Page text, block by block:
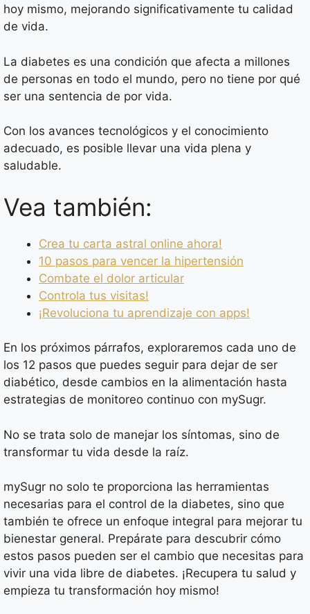
hoy mismo, mejorando significativamente tu calidad
de vida.
La diabetes es una condición que afecta a millones
de personas en todo el mundo, pero no tiene por qué
ser una sentencia de por vida.
Con los avances tecnológicos y el conocimiento
adecuado, es posible llevar una vida plena y
saludable.
Vea también:
Crea tu carta astral online ahora!
10 pasos para vencer la hipertensión
Combate el dolor articular
Controla tus visitas!
¡Revoluciona tu aprendizaje con apps!
En los próximos párrafos, exploraremos cada uno de
los 12 pasos que puedes seguir para dejar de ser
diabético, desde cambios en la alimentación hasta
estrategias de monitoreo continuo con mySugr.
No se trata solo de manejar los síntomas, sino de
transformar tu vida desde la raíz.
mySugr no solo te proporciona las herramientas
necesarias para el control de la diabetes, sino que
también te ofrece un enfoque integral para mejorar tu
bienestar general. Prepárate para descubrir cómo
estos pasos pueden ser el cambio que necesitas para
vivir una vida libre de diabetes. ¡Recupera tu salud y
empieza tu transformación hoy mismo!